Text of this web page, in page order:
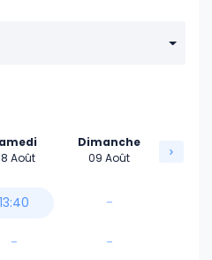
Août
13:40
-
Dimanche
09 Août
-
-